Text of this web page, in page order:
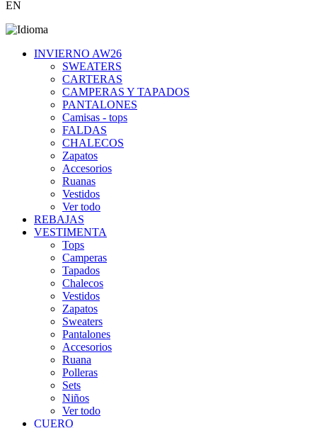
EN
INVIERNO AW26
SWEATERS
CARTERAS
CAMPERAS Y TAPADOS
PANTALONES
Camisas - tops
FALDAS
CHALECOS
Zapatos
Accesorios
Ruanas
Vestidos
Ver todo
REBAJAS
VESTIMENTA
Tops
Camperas
Tapados
Chalecos
Vestidos
Zapatos
Sweaters
Pantalones
Accesorios
Ruana
Polleras
Sets
Niños
Ver todo
CUERO